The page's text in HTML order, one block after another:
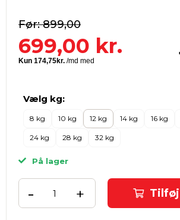
899,00
699,00 kr.
Vælg kg:
8 kg 10 kg 12 kg 14 kg 16 kg
24 kg 28 kg 32 kg
På lager
+
-